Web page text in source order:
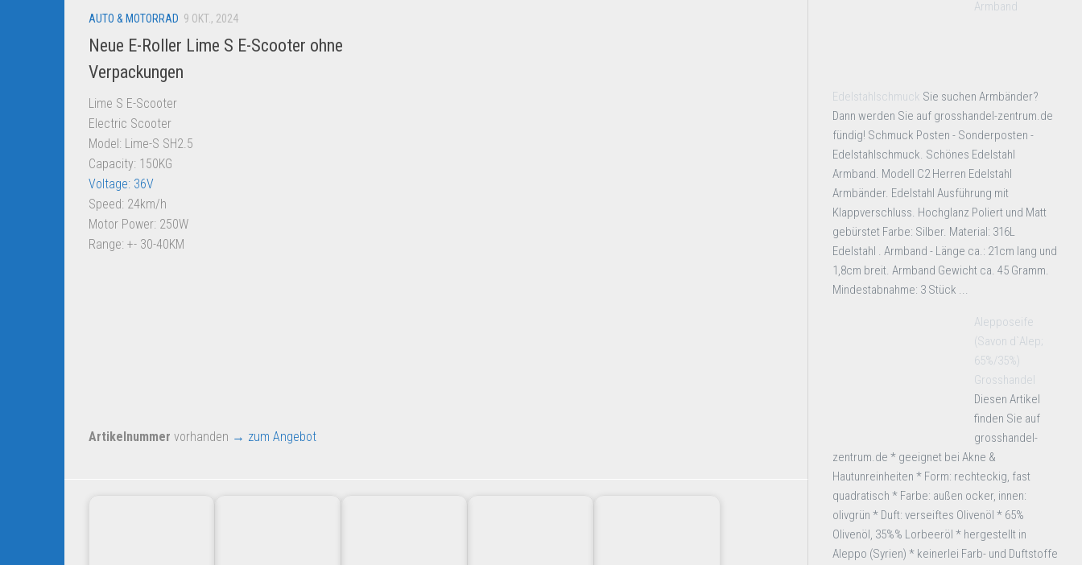
AUTO & MOTORRAD 9 OKT., 2024
Neue E-Roller Lime S E-Scooter ohne
Verpackungen
Lime S E-Scooter
Electric Scooter
Model: Lime-S SH2.5
Capacity: 150KG
Voltage: 36V
Speed: 24km/h
Motor Power: 250W
Range: +- 30-40KM
Artikelnummer vorhanden → zum Angebot
Armband
Edelstahlschmuck Sie suchen Armbänder?
Dann werden Sie auf grosshandel-zentrum.de
fündig! Schmuck Posten - Sonderposten -
Edelstahlschmuck. Schönes Edelstahl
Armband. Modell C2 Herren Edelstahl
Armbänder. Edelstahl Ausführung mit
Klappverschluss. Hochglanz Poliert und Matt
gebürstet Farbe: Silber. Material: 316L
Edelstahl . Armband - Länge ca.: 21cm lang und
1,8cm breit. Armband Gewicht ca. 45 Gramm.
Mindestabnahme: 3 Stück ...
Alepposeife
(Savon d`Alep;
65%/35%)
Grosshandel
Diesen Artikel
finden Sie auf
grosshandel-
zentrum.de * geeignet bei Akne &
Hautunreinheiten * Form: rechteckig, fast
quadratisch * Farbe: außen ocker, innen:
olivgrün * Duft: verseiftes Olivenöl * 65%
Olivenöl, 35%% Lorbeeröl * hergestellt in
Aleppo (Syrien) * keinerlei Farb- und Duftstoffe